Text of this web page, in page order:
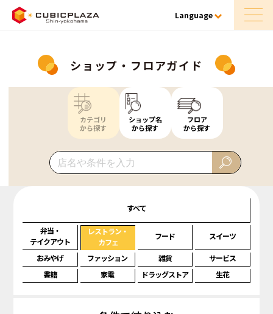
Language
ショップ・フロアガイド
カテゴリ
から探す
ショップ名
から探す
フロア
から探す
すべて
弁当・
テイクアウト
レストラン・
カフェ
フード スイーツ
おみやげ ファッション 雑貨
サービス
書籍
家電 ドラッグストア 生花